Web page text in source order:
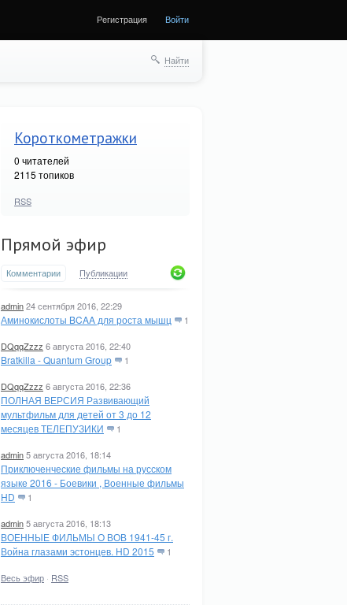
Регистрация Войти
Найти
Короткометражки
0 читателей
2115 топиков
RSS
Прямой эфир
Комментарии Публикации
admin24 сентября 2016, 22:29
Аминокислоты BCAA для роста мышц 1
DQqqZzzz 6 августа 2016, 22:40
Bratkilla - Quantum Group 1
DQqqZzzz 6 августа 2016, 22:36
ПОЛНАЯ ВЕРСИЯ Развивающий
мультфильм для детей от 3 до 12
месяцев ТЕЛЕПУЗИКИ
1
admin5 августа 2016, 18:14
Приключенческие фильмы на русском
языке 2016 - Боевики , Военные фильмы
HD
1
admin5 августа 2016, 18:13
ВОЕННЫЕ ФИЛЬМЫ О ВОВ 1941-45 г.
Война глазами эстонцев. HD 2015
1
Весь эфир · RSS